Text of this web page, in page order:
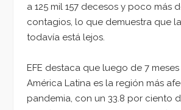
a 125 mil 157 decesos y poco más
contagios, lo que demuestra que
todavía está lejos.
EFE destaca que luego de 7
América Latina es la región más
pandemia, con un 33.8 por ciento